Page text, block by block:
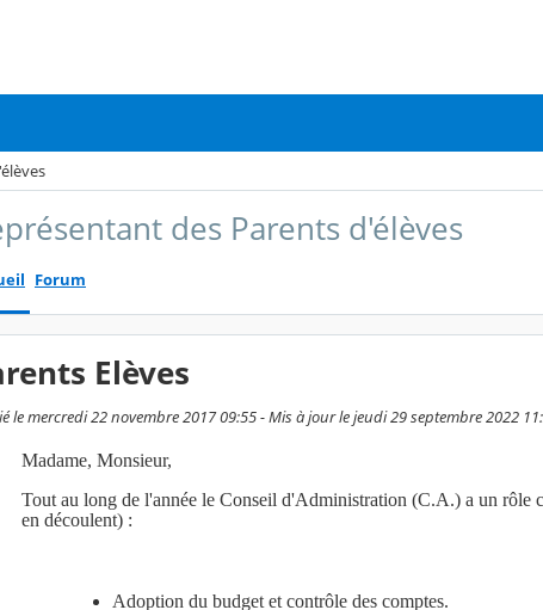
des Parents d'élèves
Forum
Elèves
le mercredi 22 novembre 2017 09:55 - Mis à jour le jeudi 29 septembre 2022
Madame, Monsieur,
Tout au long de l'année le Conseil d'Administration (C.A.) a un rôle
en découlent) :
Adoption du budget et contrôle des comptes.